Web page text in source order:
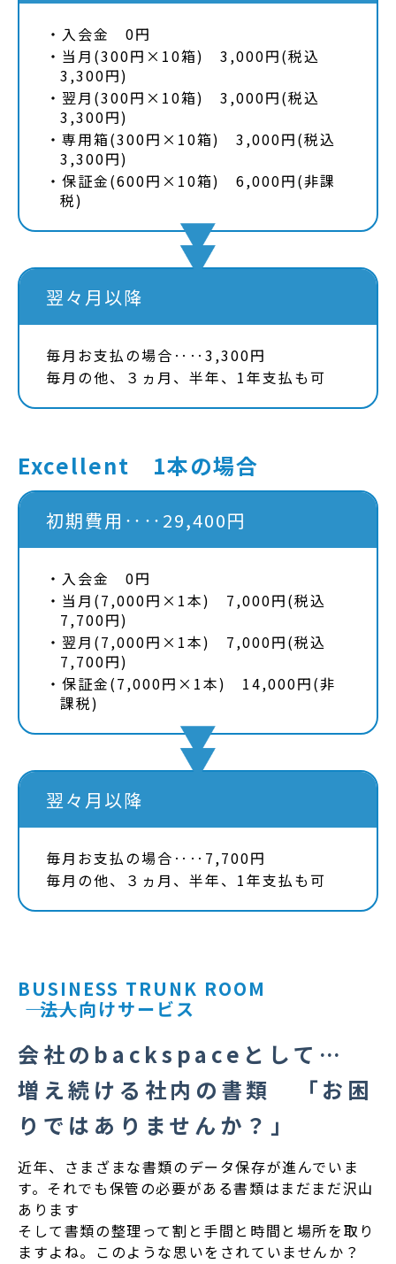
入会金 0円
当月(300円×10箱) 3,000円(税込
3,300円)
翌月(300円×10箱) 3,000円(税込
3,300円)
専用箱(300円×10箱) 3,000円(税込
3,300円)
保証金(600円×10箱) 6,000円(非課
税)
翌々月以降
毎月お支払の場合‥‥3,300円
毎月の他、３ヵ月、半年、1年支払も可
Excellent 1本の場合
初期費用‥‥29,400円
入会金 0円
当月(7,000円×1本) 7,000円(税込
7,700円)
翌月(7,000円×1本) 7,000円(税込
7,700円)
保証金(7,000円×1本) 14,000円(非
課税)
翌々月以降
毎月お支払の場合‥‥7,700円
毎月の他、３ヵ月、半年、1年支払も可
BUSINESS TRUNK ROOM
――― 法人向けサービス
会社のbackspaceとして…
増え続ける社内の書類 「お困
りではありませんか？」
近年、さまざまな書類のデータ保存が進んでいま
す。それでも保管の必要がある書類はまだまだ沢山
あります
そして書類の整理って割と手間と時間と場所を取り
ますよね。このような思いをされていませんか？